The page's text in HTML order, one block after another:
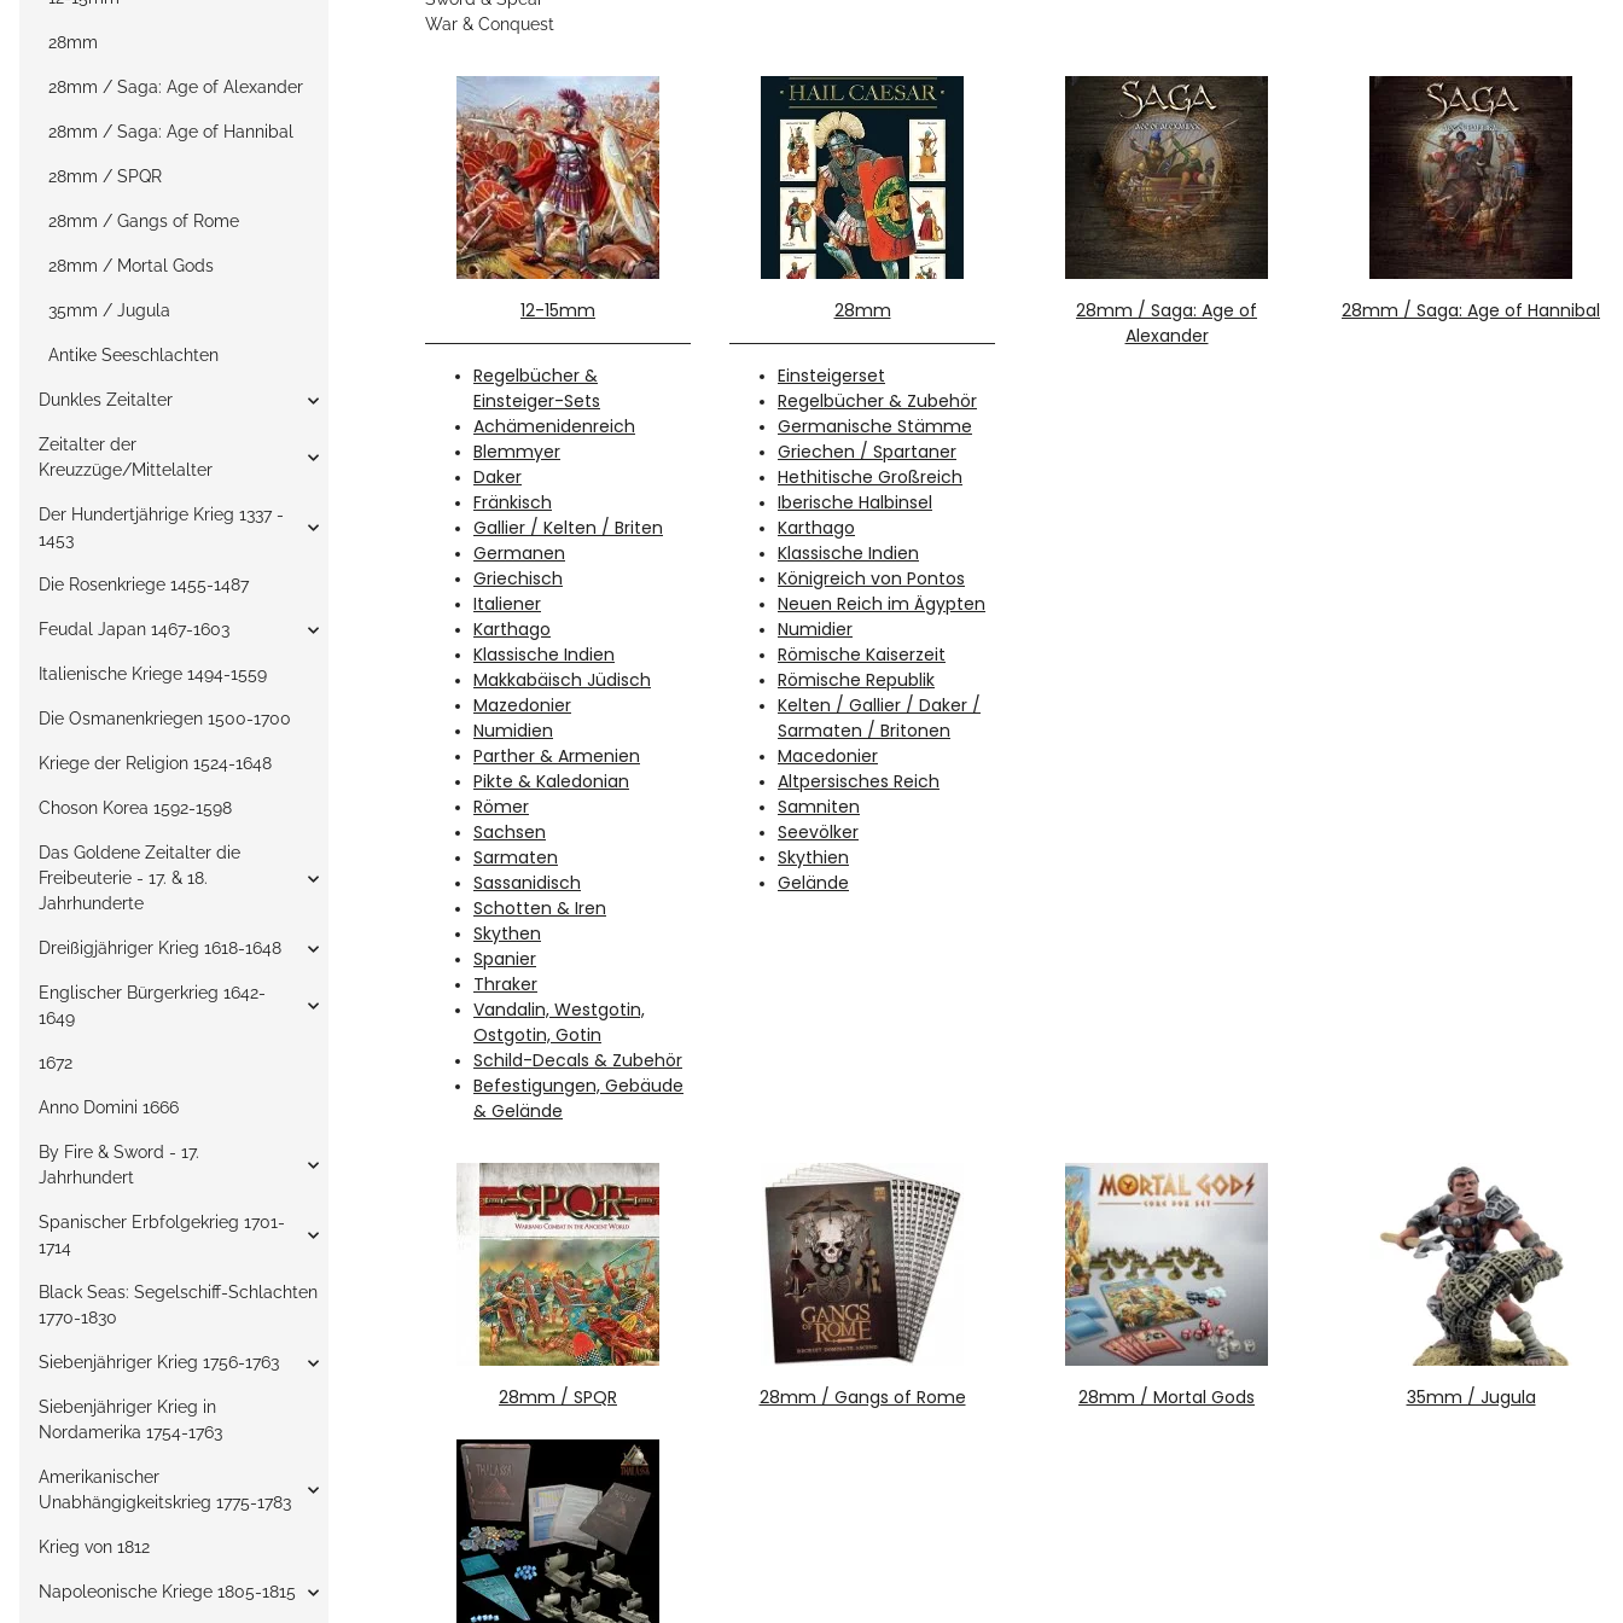
War & Conquest
12-15mm
Regelbücher &
Einsteiger-Sets
Achämenidenreich
Blemmyer
Daker
Fränkisch
Gallier / Kelten / Briten
Germanen
Griechisch
Italiener
Karthago
Klassische Indien
Makkabäisch Jüdisch
Mazedonier
Numidien
Parther & Armenien
Pikte & Kaledonian
Römer
Sachsen
Sarmaten
Sassanidisch
Schotten & Iren
Skythen
Spanier
Thraker
Vandalin, Westgotin,
Ostgotin, Gotin
Schild-Decals & Zubehör
Befestigungen, Gebäude
& Gelände
28mm
Einsteigerset
Regelbücher & Zubehör
Germanische Stämme
Griechen / Spartaner
Hethitische Großreich
Iberische Halbinsel
Karthago
Klassische Indien
Königreich von Pontos
Neuen Reich im Ägypten
Numidier
Römische Kaiserzeit
Römische Republik
Kelten / Gallier / Daker /
Sarmaten / Britonen
Macedonier
Altpersisches Reich
Samniten
Seevölker
Skythien
Gelände
28mm / Saga: Age of
Alexander
28mm / Saga: Age of Hannibal
28mm / SPQR 28mm / Gangs of Rome 28mm / Mortal Gods 35mm / Jugula
28mm
28mm / Saga: Age of Alexander
28mm / Saga: Age of Hannibal
28mm / SPQR
28mm / Gangs of Rome
28mm / Mortal Gods
35mm / Jugula
Antike Seeschlachten
Dunkles Zeitalter
Zeitalter der
Kreuzzüge/Mittelalter
Der Hundertjährige Krieg 1337 -
1453
Die Rosenkriege 1455-1487
Feudal Japan 1467-1603
Italienische Kriege 1494-1559
Die Osmanenkriegen 1500-1700
Kriege der Religion 1524-1648
Choson Korea 1592-1598
Das Goldene Zeitalter die
Freibeuterie - 17. & 18.
Jahrhunderte
Dreißigjähriger Krieg 1618-1648
Englischer Bürgerkrieg 1642-
1649
1672
Anno Domini 1666
By Fire & Sword - 17.
Jahrhundert
Spanischer Erbfolgekrieg 1701-
1714
Black Seas: Segelschiff-Schlachten
1770-1830
Siebenjähriger Krieg 1756-1763
Siebenjähriger Krieg in
Nordamerika 1754-1763
Amerikanischer
Unabhängigkeitskrieg 1775-1783
Krieg von 1812
Napoleonische Kriege 1805-1815